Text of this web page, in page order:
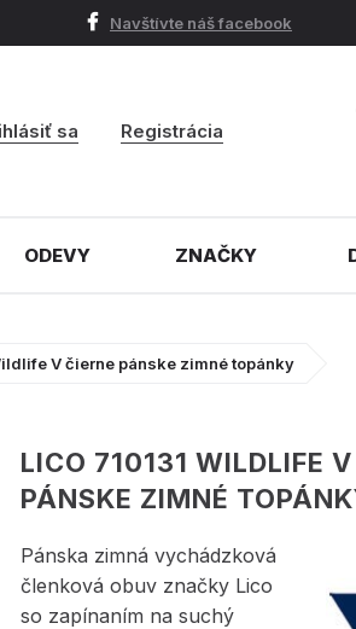
Navštívte náš facebook
sa Registrácia
ODEVY ZNAČKY
V čierne pánske zimné topánky
LICO 710131 WILDLIFE V
PÁNSKE ZIMNÉ
Pánska zimná vychádzková
členková obuv značky Lico
so zapínaním na suchý